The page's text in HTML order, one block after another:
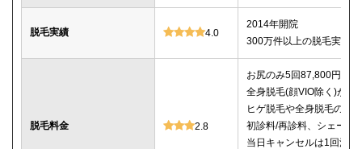
脱毛実績 4.0
2014年開院
300万件以上の脱毛実績
脱毛料金 2.8
お尻のみ5回87,800円、
全身脱毛(顔VIO除く)が5
ヒゲ脱毛や全身脱毛のコ
初診料/再診料、シェービ
当日キャンセルは1回消化